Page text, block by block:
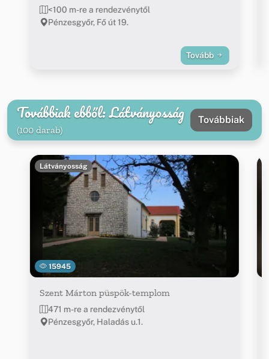
<100 m-re a rendezvénytől
Pénzesgyőr, Fő út 19.
Tovább
Továbbiak ebből: Látványosság
(100 darab)
Továbbiak
15945
Látványosság
Szent Márton püspök-templom
471 m-re a rendezvénytől
Pénzesgyőr, Haladás u.1.